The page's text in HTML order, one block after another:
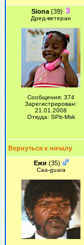
Siona(39)
Дред-ветеран
Сообщения: 374
Зарегистрирован:
21.01.2008
Откуда: SPb-Msk
Вернуться к началу
Ежи (35)
Сaa-guara